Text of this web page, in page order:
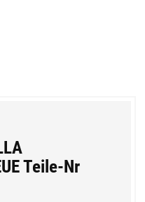
Teile-Nr